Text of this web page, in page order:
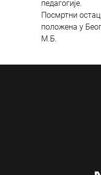
педагогије.
Посмртни
положена у
М.Б.